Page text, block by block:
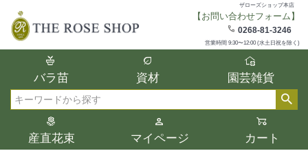
ザローズショップ本店
【お問い合わせフォーム】
0268-81-3246
営業時間 9:30〜12:00 (水土日祝を除く)
バラ苗 資材 園芸雑貨
産直花束 マイページ カート
在庫
在庫ありのみ表示
検索
複数の条件を選択して絞り込み検索が可能
選択した項目全てに該当する品種のみ検索
結果に表示されます。
タイプ、カラー、ブランドなどは1つずつ選
択してください。